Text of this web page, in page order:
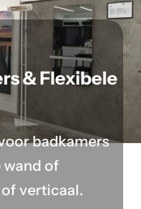
& Flexibele
badkamers
wand of
verticaal.